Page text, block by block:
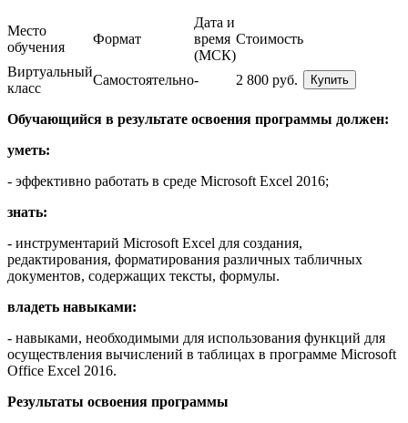
Место
обучения
Формат
Дата и
время
(МСК)
Стоимость
Виртуальный
класс
Самостоятельно- 2 800 руб. Купить
Обучающийся в результате освоения программы должен:
уметь:
- эффективно работать в среде Microsoft Excel 2016;
знать:
- инструментарий Microsoft Excel для создания,
редактирования, форматирования различных табличных
документов, содержащих тексты, формулы.
владеть навыками:
- навыками, необходимыми для использования функций для
осуществления вычислений в таблицах в программе Microsoft
Office Excel 2016.
Результаты освоения программы